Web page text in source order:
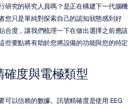
研究的研究人員嗎？是正在構建下一代腦機
您只是單純對探索自己的認知狀態感到好
合度，讓我們梳理一下在做出選擇之前應該
些要點將有助於您將設備的功能與您的特定
度與電極類型
可以信賴的數據。訊號精確度是使用 EEG